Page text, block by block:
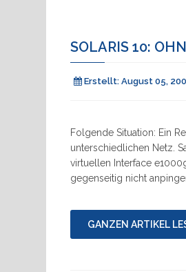
SOLARIS 10:
Erstellt: August 05,
Folgende Situation: Ein
unterschiedlichen Netz.
virtuellen Interface
gegenseitig nicht
GANZEN ARTIKEL